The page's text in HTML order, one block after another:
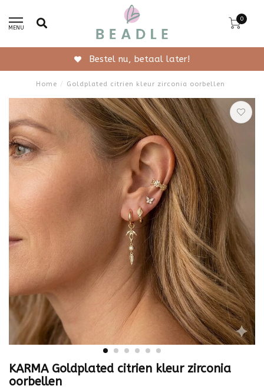
MENU
0
Gratis verzending vanaf 50,-
Home / Goldplated citrien kleur zirconia oorbellen
KARMA Goldplated citrien kleur zirconia
oorbellen